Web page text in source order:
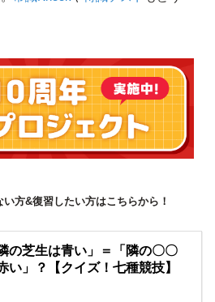
方&復習したい方はこちらから！
隣の芝生は青い」＝「隣の〇〇
い」？【クイズ！七種競技】